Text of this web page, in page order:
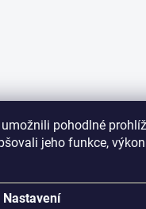
pohodlné
jeho funkce,
Nastavení